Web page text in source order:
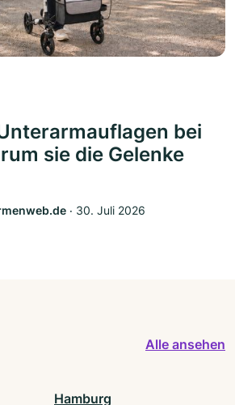
bei
sie die Gelenke
‧ 30. Juli 2026
Alle ansehen
Hamburg